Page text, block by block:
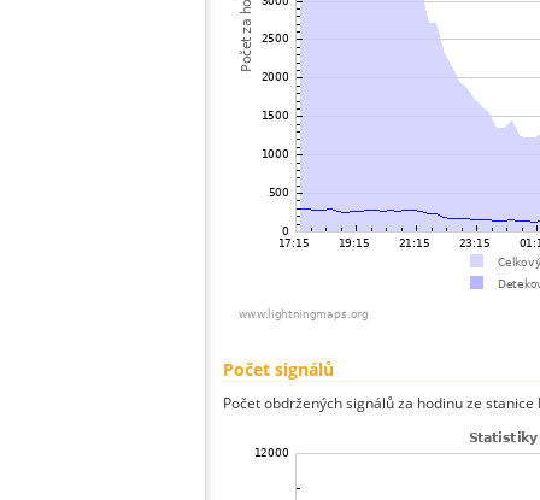
Počet signálů
Počet obdržených signálů za hodinu ze